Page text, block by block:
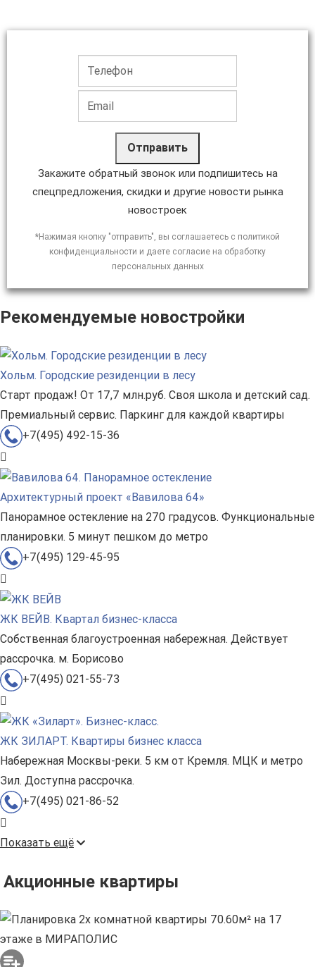
Отправить
Закажите обратный звонок или подпишитесь на
спецпредложения, скидки и другие новости рынка
новостроек
*Нажимая кнопку "отправить", вы соглашаетесь с политикой
конфиденциальности и даете согласие на обработку
персональных данных
Рекомендуемые новостройки
Хольм. Городские резиденции в лесу
Старт продаж! От 17,7 млн.руб. Своя школа и детский сад.
Премиальный сервис. Паркинг для каждой квартиры
+7(495) 492-15-36
Архитектурный проект «Вавилова 64»
Панорамное остекление на 270 градусов. Функциональные
планировки. 5 минут пешком до метро
+7(495) 129-45-95
ЖК ВЕЙВ. Квартал бизнес-класса
Собственная благоустроенная набережная. Действует
рассрочка. м. Борисово
+7(495) 021-55-73
ЖК ЗИЛАРТ. Квартиры бизнес класса
Набережная Москвы-реки. 5 км от Кремля. МЦК и метро
Зил. Доступна рассрочка.
+7(495) 021-86-52
Показать ещё
Акционные квартиры